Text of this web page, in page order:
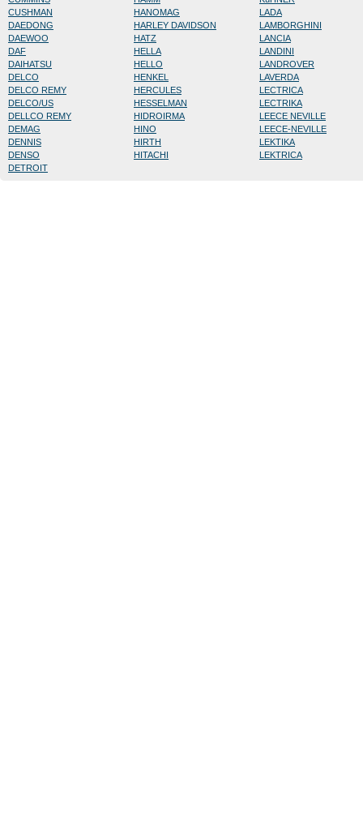
CUSHMAN
DAEDONG
DAEWOO
DAF
DAIHATSU
DELCO
DELCO REMY
DELCO/US
DELLCO REMY
DEMAG
DENNIS
DENSO
DETROIT
HANOMAG
HARLEY DAVIDSON
HATZ
HELLA
HELLO
HENKEL
HERCULES
HESSELMAN
HIDROIRMA
HINO
HIRTH
HITACHI
LADA
LAMBORGHINI
LANCIA
LANDINI
LANDROVER
LAVERDA
LECTRICA
LECTRIKA
LEECE NEVILLE
LEECE-NEVILLE
LEKTIKA
LEKTRICA